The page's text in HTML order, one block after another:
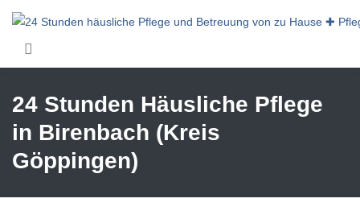
24 Stunden Häusliche Pflege
in Birenbach (Kreis
Göppingen)